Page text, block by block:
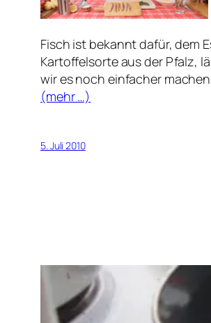
Fisch ist bekannt dafür, dem
Kartoffelsorte aus der Pfalz,
wir es noch einfacher
(mehr …)
5. Juli 2010